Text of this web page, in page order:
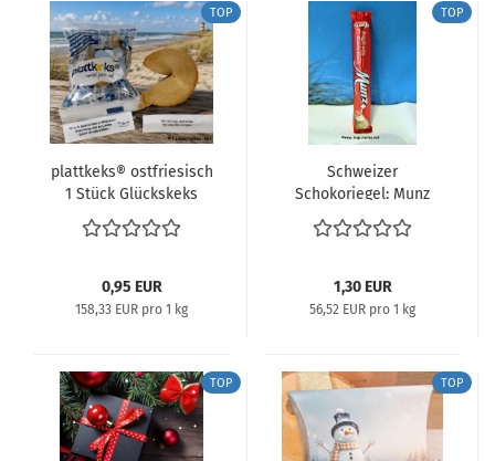
TOP
plattkeks® ostfriesisch
1 Stück Glückskeks
ostfriesisch 6 g. nordet
jeden ein !
0,95 EUR
158,33 EUR pro 1 kg
TOP
Schweizer
Schokoriegel: Munz
Prügeli weiss à 23 g.
1,30 EUR
56,52 EUR pro 1 kg
TOP TOP